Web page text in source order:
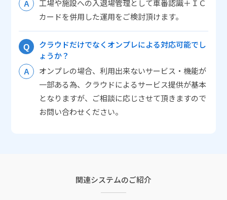
工場や施設への入退場管理として車番認識＋ＩＣ
カードを併用した運用をご検討頂けます。
クラウドだけでなくオンプレによる対応可能でし
ょうか？
オンプレの場合、利用出来ないサービス・機能が
一部ある為、クラウドによるサービス提供が基本
となりますが、ご相談に応じさせて頂きますので
お問い合わせください。
関連システムのご紹介